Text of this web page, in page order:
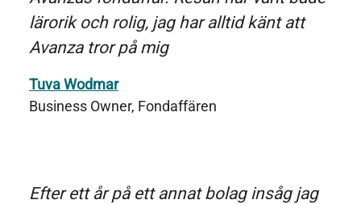
lärorik och rolig, jag har alltid känt att
Avanza tror på mig
Tuva Wodmar
Business Owner, Fondaffären
Efter ett år på ett annat bolag insåg jag